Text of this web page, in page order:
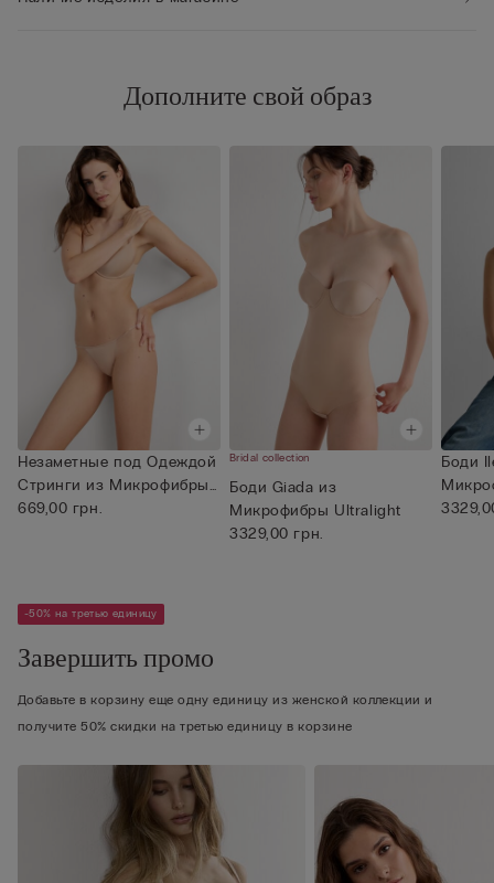
Дополните свой образ
Незаметные под Одеждой
Стринги из Микрофибры
Ultra...
669,00 грн.
Bridal collection
Боди Giada из
Микрофибры Ultralight
3329,00 грн.
Боди
-50% на третью единицу
Завершить промо
Добавьте в корзину еще одну единицу из женской коллекции и
получите 50% скидки на третью единицу в корзине